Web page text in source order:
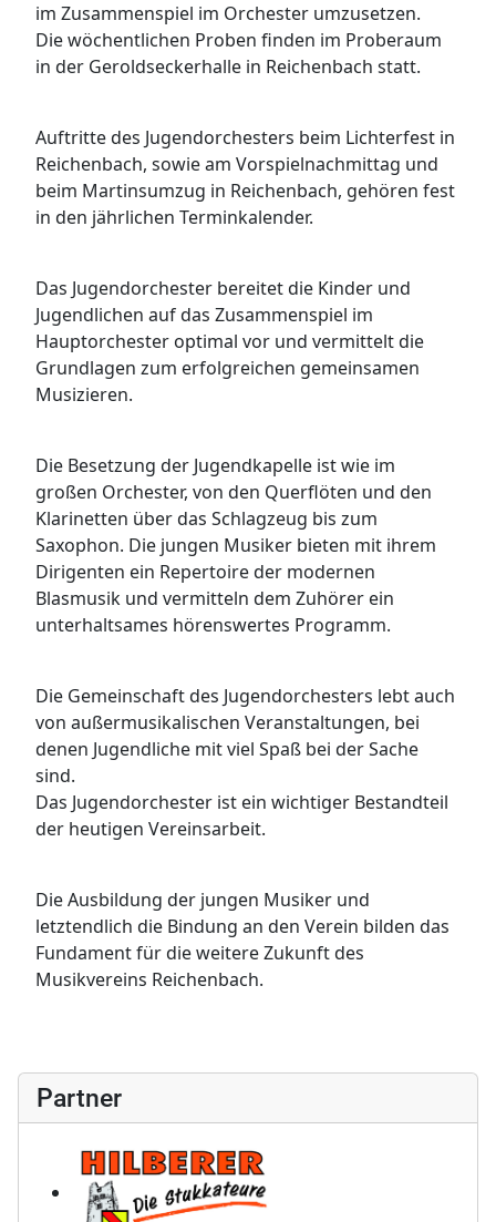
im Zusammenspiel im Orchester umzusetzen.
Die wöchentlichen Proben finden im Proberaum
in der Geroldseckerhalle in Reichenbach statt.
Auftritte des Jugendorchesters beim Lichterfest in
Reichenbach, sowie am Vorspielnachmittag und
beim Martinsumzug in Reichenbach, gehören fest
in den jährlichen Terminkalender.
Das Jugendorchester bereitet die Kinder und
Jugendlichen auf das Zusammenspiel im
Hauptorchester optimal vor und vermittelt die
Grundlagen zum erfolgreichen gemeinsamen
Musizieren.
Die Besetzung der Jugendkapelle ist wie im
großen Orchester, von den Querflöten und den
Klarinetten über das Schlagzeug bis zum
Saxophon. Die jungen Musiker bieten mit ihrem
Dirigenten ein Repertoire der modernen
Blasmusik und vermitteln dem Zuhörer ein
unterhaltsames hörenswertes Programm.
Die Gemeinschaft des Jugendorchesters lebt auch
von außermusikalischen Veranstaltungen, bei
denen Jugendliche mit viel Spaß bei der Sache
sind.
Das Jugendorchester ist ein wichtiger Bestandteil
der heutigen Vereinsarbeit.
Die Ausbildung der jungen Musiker und
letztendlich die Bindung an den Verein bilden das
Fundament für die weitere Zukunft des
Musikvereins Reichenbach.
Partner